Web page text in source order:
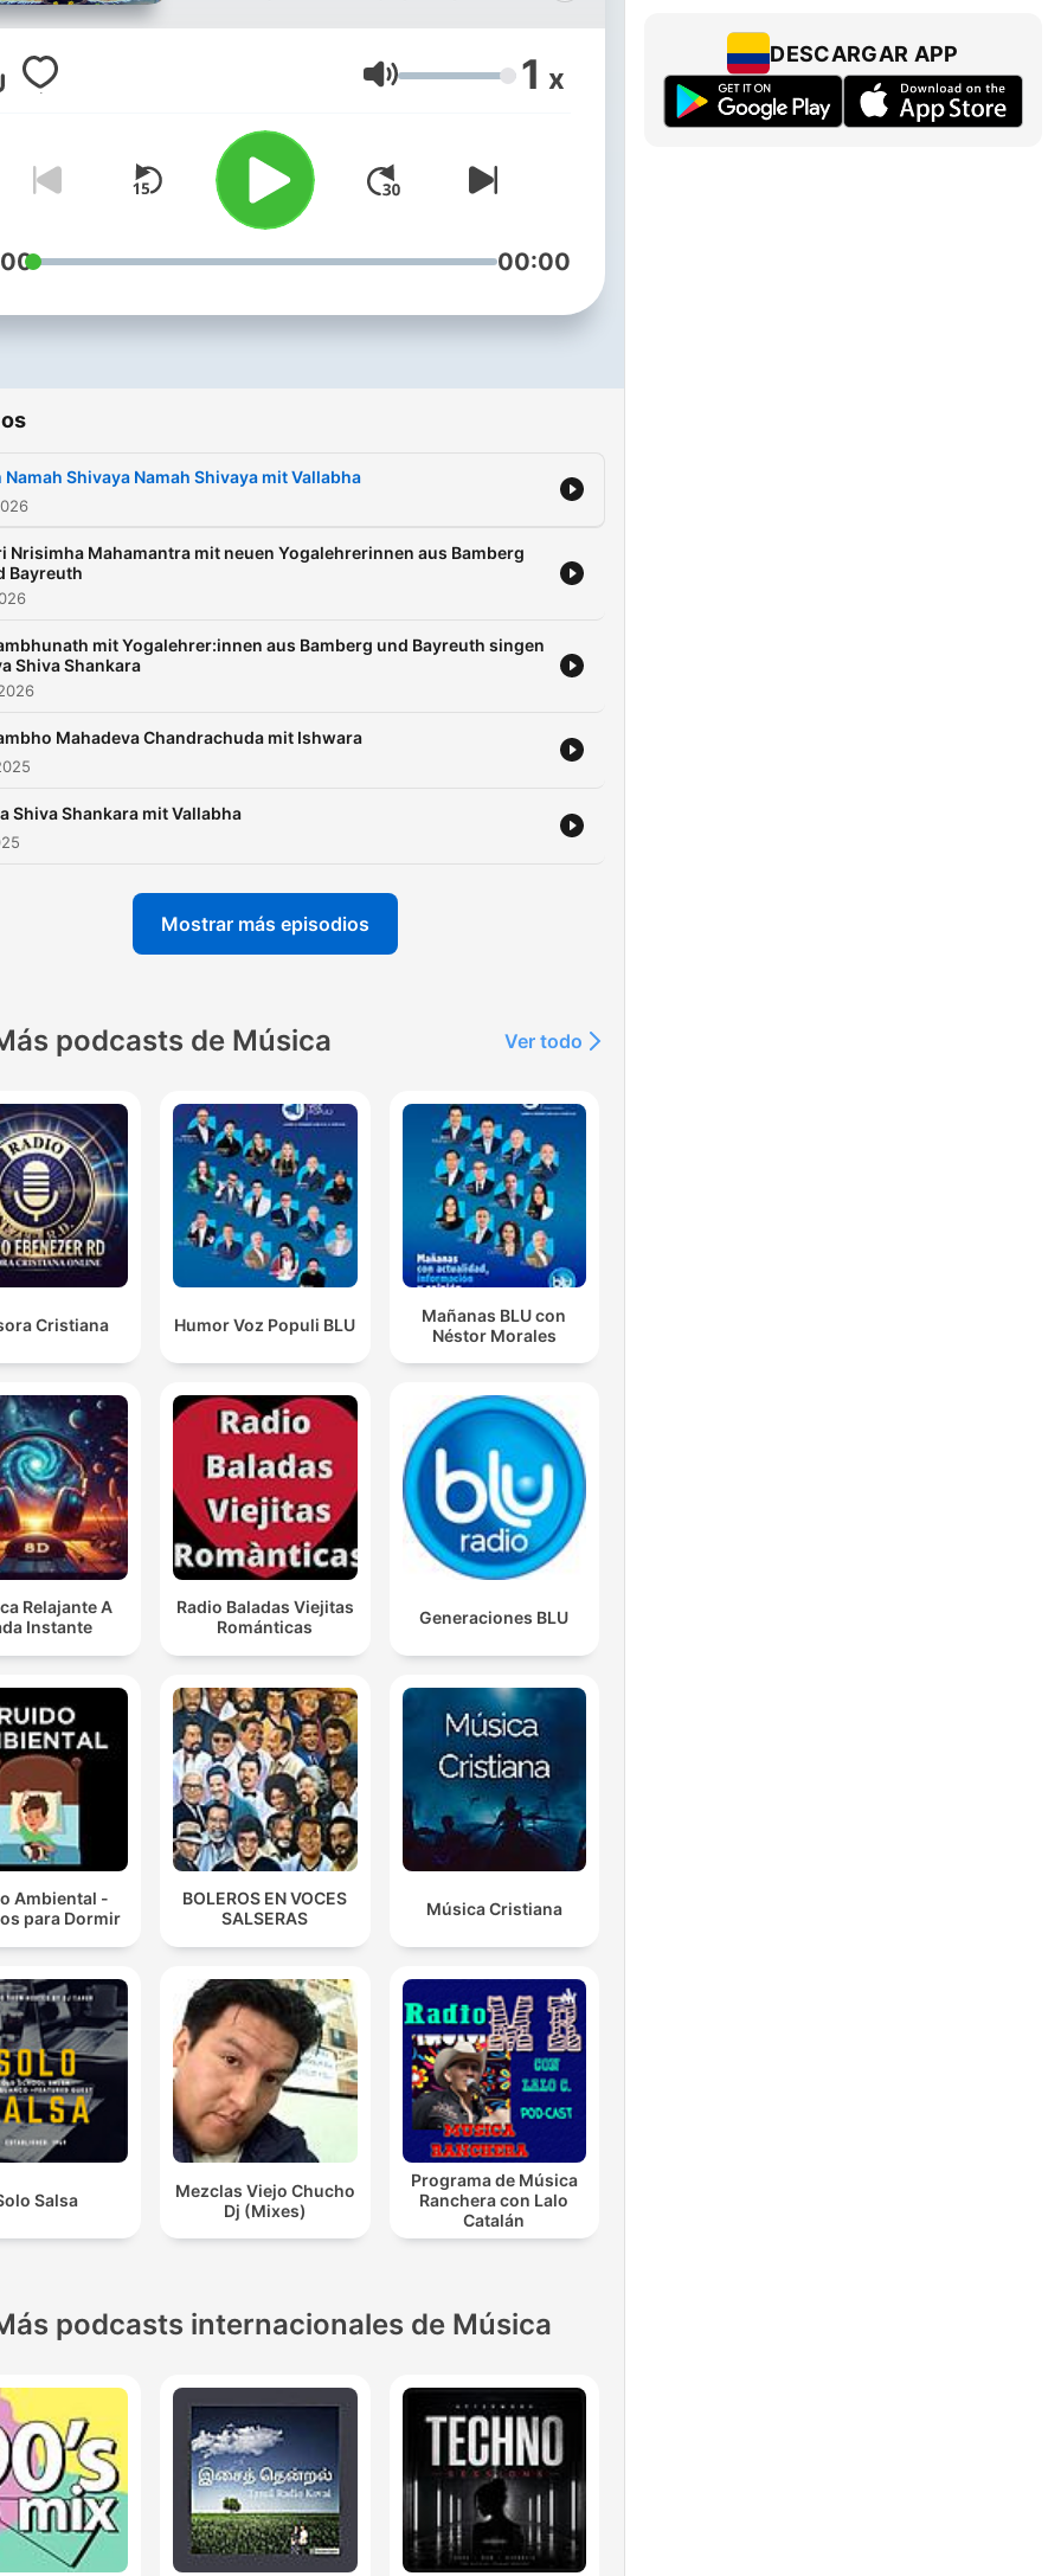
Recordings from Yoga Vidya
Ashram Germany.Volumen 1 x
00:00
Namah Shivaya Namah Shivaya mit Vallabha
Nrisimha Mahamantra mit neuen Yogalehrerinnen aus Bamberg
Bayreuth
mit Yogalehrer:innen aus Bamberg und Bayreuth singen
Shiva Shankara
Mahadeva Chandrachuda mit Ishwara
Shiva Shankara mit Vallabha
Mostrar más episodios
podcasts de Música Ver todo
Cristiana Humor Voz Populi BLU
Mañanas BLU con
Néstor Morales
Relajante A
Instante
Radio Baladas Viejitas
Románticas
Generaciones BLU
Ambiental -
para Dormir
BOLEROS EN VOCES
SALSERAS
Música Cristiana
Salsa
Mezclas Viejo Chucho
Dj (Mixes)
Programa de Música
Ranchera con Lalo
Catalán
podcasts internacionales de Música
DESCARGAR APP